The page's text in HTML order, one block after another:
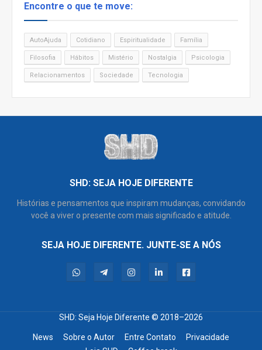
Encontre o que te move:
AutoAjuda Cotidiano Espiritualidade Família
Filosofia Hábitos Mistério Nostalgia Psicologia
Relacionamentos Sociedade Tecnologia
SHD: SEJA HOJE DIFERENTE
Histórias e pensamentos que inspiram mudanças, convidando
você a viver o presente com mais significado e atitude.
SEJA HOJE DIFERENTE. JUNTE-SE A NÓS
SHD: Seja Hoje Diferente © 2018–2026
News Sobre o Autor Entre Contato
Privacidade